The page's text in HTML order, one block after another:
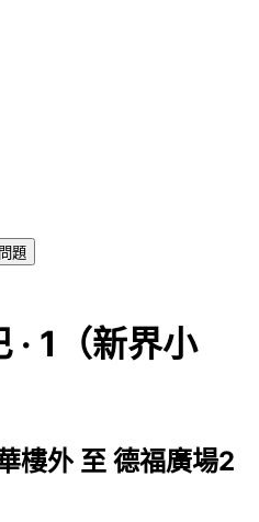
題
· 1（新界小
樓外 至 德福廣場2